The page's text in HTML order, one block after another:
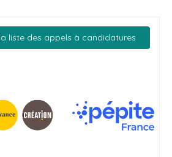
liste des appels à candidatures